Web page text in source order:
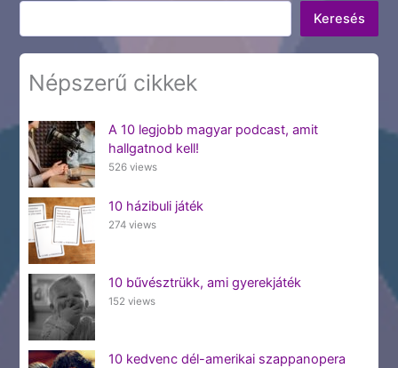
Keresés
Keresés
Népszerű cikkek
A 10 legjobb magyar podcast, amit
hallgatnod kell!
526 views
10 házibuli játék
274 views
10 bűvésztrükk, ami gyerekjáték
152 views
10 kedvenc dél-amerikai szappanopera